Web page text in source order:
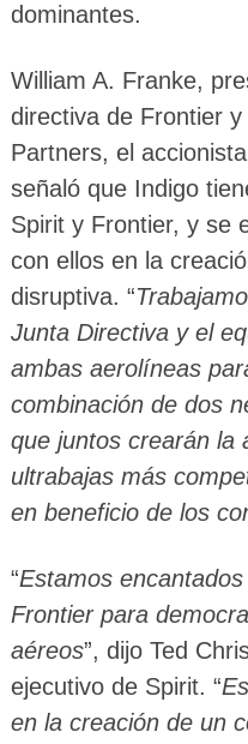
dominantes.
William A. Franke,
directiva de Frontier
Partners, el
señaló que Indigo
Spirit y Frontier, y se
con ellos en la
disruptiva. “
Junta Directiva y el
ambas aerolíneas
combinación de dos
que juntos crearán la
ultrabajas más
en beneficio de los
“Estamos
Frontier para
aéreos”, dijo Ted
ejecutivo de Spirit. “
en la creación de un